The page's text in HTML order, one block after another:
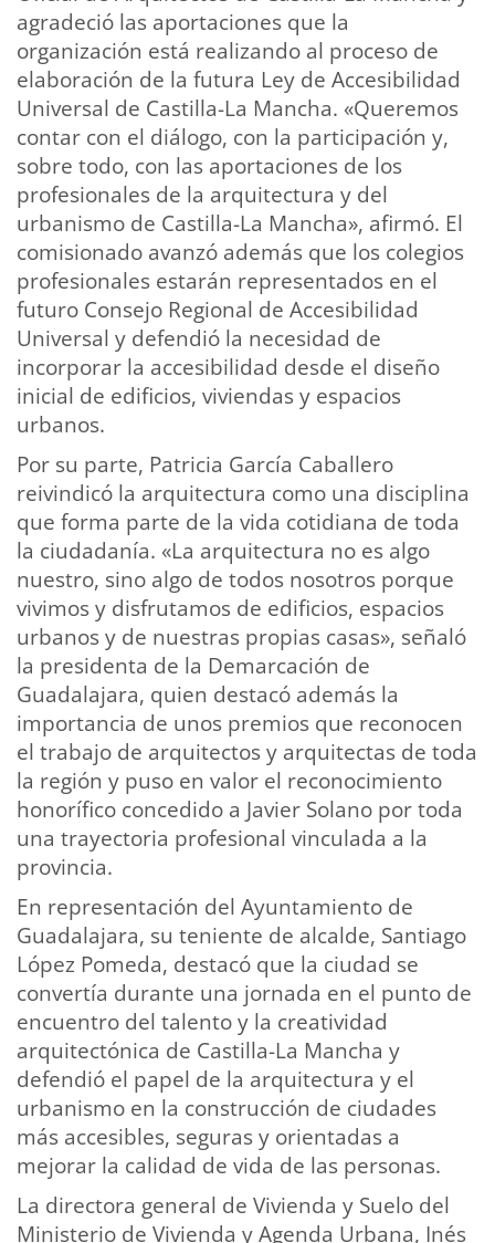
agradeció las aportaciones que la
organización está realizando al proceso de
elaboración de la futura Ley de Accesibilidad
Universal de Castilla-La Mancha. «Queremos
contar con el diálogo, con la participación y,
sobre todo, con las aportaciones de los
profesionales de la arquitectura y del
urbanismo de Castilla-La Mancha», afirmó. El
comisionado avanzó además que los colegios
profesionales estarán representados en el
futuro Consejo Regional de Accesibilidad
Universal y defendió la necesidad de
incorporar la accesibilidad desde el diseño
inicial de edificios, viviendas y espacios
urbanos.
Por su parte, Patricia García Caballero
reivindicó la arquitectura como una disciplina
que forma parte de la vida cotidiana de toda
la ciudadanía. «La arquitectura no es algo
nuestro, sino algo de todos nosotros porque
vivimos y disfrutamos de edificios, espacios
urbanos y de nuestras propias casas», señaló
la presidenta de la Demarcación de
Guadalajara, quien destacó además la
importancia de unos premios que reconocen
el trabajo de arquitectos y arquitectas de toda
la región y puso en valor el reconocimiento
honorífico concedido a Javier Solano por toda
una trayectoria profesional vinculada a la
provincia.
En representación del Ayuntamiento de
Guadalajara, su teniente de alcalde, Santiago
López Pomeda, destacó que la ciudad se
convertía durante una jornada en el punto de
encuentro del talento y la creatividad
arquitectónica de Castilla-La Mancha y
defendió el papel de la arquitectura y el
urbanismo en la construcción de ciudades
más accesibles, seguras y orientadas a
mejorar la calidad de vida de las personas.
La directora general de Vivienda y Suelo del
Ministerio de Vivienda y Agenda Urbana, Inés